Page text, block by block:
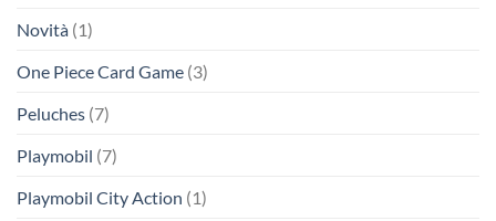
Novità (1)
One Piece Card Game (3)
Peluches (7)
Playmobil (7)
Playmobil City Action (1)